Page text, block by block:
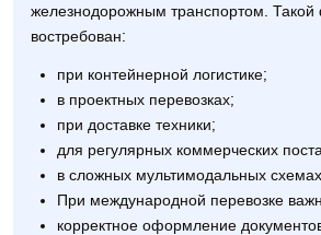
железнодорожным транспортом.
востребован:
при контейнерной логистике;
в проектных перевозках;
при доставке техники;
для регулярных коммерческих
в сложных мультимодальных
При международной перевозке
корректное оформление